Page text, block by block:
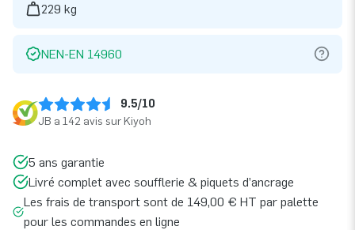
229 kg
NEN-EN 14960
9.5/10
JB a 142 avis sur Kiyoh
5 ans garantie
Livré complet avec soufflerie & piquets d’ancrage
Les frais de transport sont de 149,00 € HT par palette
pour les commandes en ligne